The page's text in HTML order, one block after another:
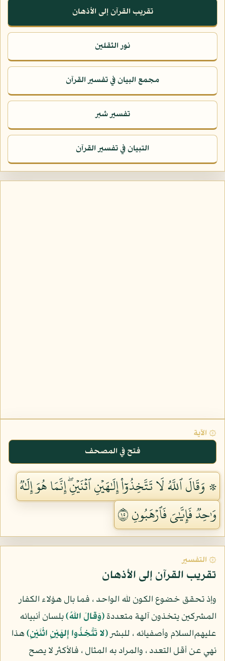
تقريب القرآن إلى الأذهان
نور الثقلين
مجمع البيان في تفسير القرآن
تفسير شبر
التبيان في تفسير القرآن
۞ الآية
فتح في المصحف
۞ وَقَالَ ٱللَّهُ لَا تَتَّخِذُوٓاْ إِلَٰهَيۡنِ ٱثۡنَيۡنِۖ إِنَّمَا هُوَ إِلَٰهٞ
وَٰحِدٞ فَإِيَّٰيَ فَٱرۡهَبُونِ ٥١
۞ التفسير
تقريب القرآن إلى الأذهان
وإذ تحقق خضوع الكون لله الواحد ، فما بال هؤلاء الكفار
المشركين يتخذون آلهة متعددة(وَقالَ اللهُ)بلسان أنبيائه
عليهم‌السلام وأصفيائه ، للبشر(لا تَتَّخِذُوا إِلهَيْنِ اثْنَيْنِ)هذا
نهي عن أقل التعدد ، والمراد به المثال ، فالأكثر لا يصح